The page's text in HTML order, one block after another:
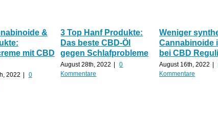
&
mit CBD
2022 |
0
3 Top Hanf Produkte:
Das beste CBD-Öl
gegen Schlafprobleme
August 28th, 2022 |
0
Kommentare
Weniger
Cannabinoide
bei CBD
August 16th, 2022 |
Kommentare